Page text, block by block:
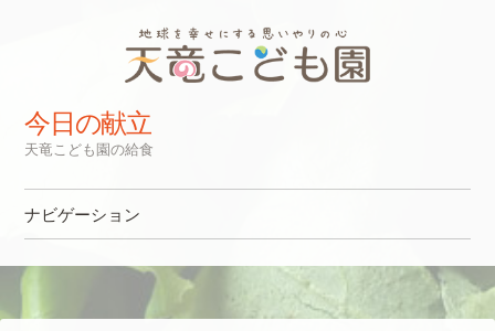
今日の献立
天竜こども園の給食
ナビゲーション